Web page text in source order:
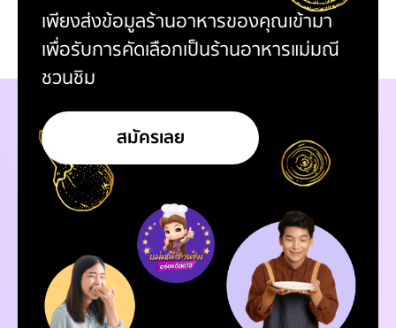
เพียงส่งข้อมูลร้านอาหารของคุณเข้ามา
เพื่อรับการคัดเลือกเป็นร้านอาหารแม่มณี
ชวนชิม
สมัครเลย